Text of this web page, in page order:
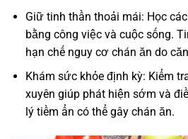
Giữ tinh thần thoải mái: Học
bằng công việc và cuộc sống.
hạn chế nguy cơ chán ăn do
Khám sức khỏe định kỳ: Kiểm
xuyên giúp phát hiện sớm và
lý tiềm ẩn có thể gây chán ăn.